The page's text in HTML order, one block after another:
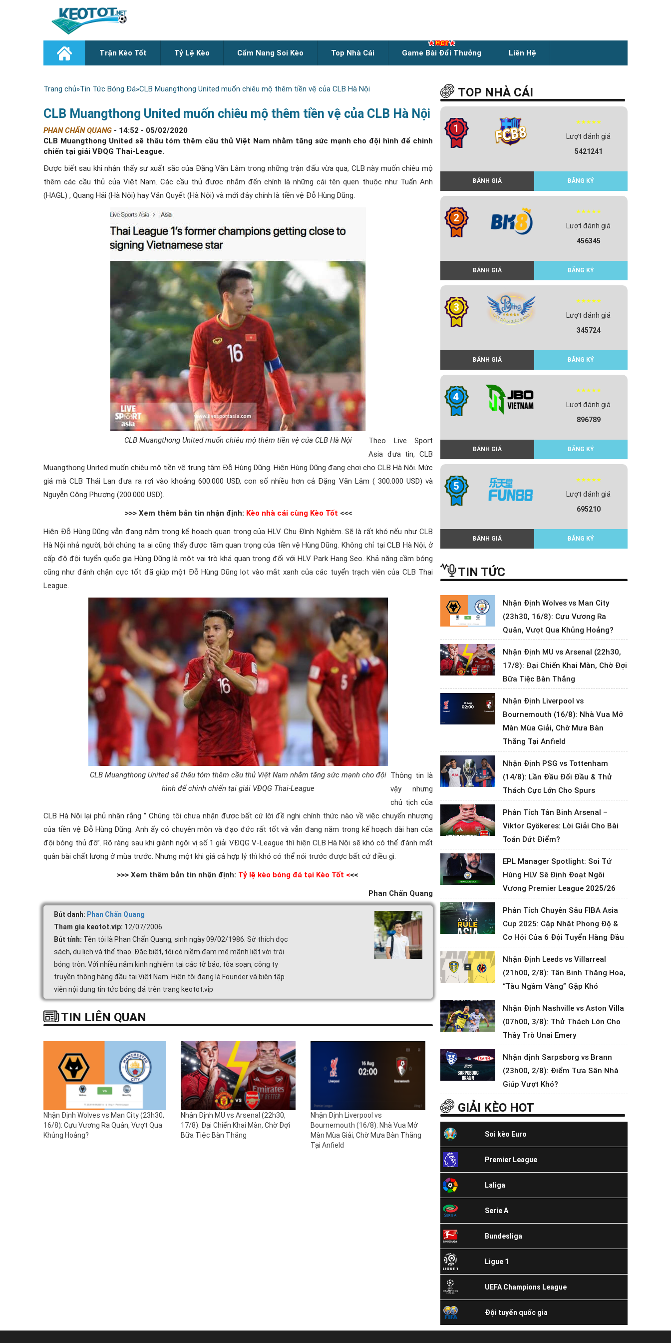
Trận Kèo Tốt Tỷ Lệ Kèo Cẩm Nang Soi Kèo Top Nhà Cái Game Bài Đổi Thưởng Liên Hệ
Trang chủ»Tin Tức Bóng Đá»CLB Muangthong United muốn chiêu mộ thêm tiền vệ của CLB Hà Nội
CLB Muangthong United muốn chiêu mộ thêm tiền vệ của CLB Hà Nội
PHAN CHẤN QUANG - 14:52 - 05/02/2020
CLB Muangthong United sẽ thâu tóm thêm cầu thủ Việt Nam nhằm tăng sức mạnh cho đội hình để chinh
chiến tại giải VĐQG Thai-League.
Được biết sau khi nhận thấy sự xuất sắc của Đặng Văn Lâm trong những trận đấu vừa qua, CLB này muốn chiêu mộ
thêm các cầu thủ của Việt Nam. Các cầu thủ được nhắm đến chính là những cái tên quen thuộc như Tuấn Anh
(HAGL) , Quang Hải (Hà Nội) hay Văn Quyết (Hà Nội) và mới đây chính là tiền vệ Đỗ Hùng Dũng.
CLB Muangthong United muốn chiêu mộ thêm tiền vệ của CLB Hà Nội
Theo Live Sport
Asia đưa tin, CLB
Muangthong United muốn chiêu mộ tiền vệ trung tâm Đỗ Hùng Dũng. Hiện Hùng Dũng đang chơi cho CLB Hà Nội. Mức
giá mà CLB Thái Lan đưa ra rơi vào khoảng 600.000 USD, con số nhiều hơn cả Đặng Văn Lâm ( 300.000 USD) và
Nguyễn Công Phượng (200.000 USD).
>>> Xem thêm bản tin nhận định: Kèo nhà cái cùng Kèo Tốt <<<
Hiện Đỗ Hùng Dũng vẫn đang nằm trong kế hoạch quan trọng của HLV Chu Đình Nghiêm. Sẽ là rất khó nếu như CLB
Hà Nội nhả người, bởi chúng ta ai cũng thấy được tầm quan trọng của tiền vệ Hùng Dũng. Không chỉ tại CLB Hà Nội, ở
cấp độ đội tuyển quốc gia Hùng Dũng là một vai trò khá quan trọng đối với HLV Park Hang Seo. Khả năng cầm bóng
cũng như đánh chặn cực tốt đã giúp một Đỗ Hùng Dũng lọt vào mắt xanh của các tuyển trạch viên của CLB Thai
League.
CLB Muangthong United sẽ thâu tóm thêm cầu thủ Việt Nam nhằm tăng sức mạnh cho đội
hình để chinh chiến tại giải VĐQG Thai-League
Thông tin là
vậy nhưng
chủ tịch của
CLB Hà Nội lại phủ nhận rằng “ Chúng tôi chưa nhận được bất cứ lời đề nghị chính thức nào về việc chuyển nhượng
của tiền vệ Đỗ Hùng Dũng. Anh ấy có chuyên môn và đạo đức rất tốt và vẫn đang nằm trong kế hoạch dài hạn của
đội bóng thủ đô”. Rõ ràng sau khi giành ngôi vị số 1 giải VĐQG V-League thì hiện CLB Hà Nội sẽ khó có thể đánh mất
quân bài chất lượng ở mùa trước. Nhưng một khi giá cả hợp lý thì khó có thể nói trước được bất cứ điều gì.
>>> Xem thêm bản tin nhận định: Tỷ lệ kèo bóng đá tại Kèo Tốt <<<
Phan Chấn Quang
Bút danh: Phan Chấn Quang
Tham gia keotot.vip: 12/07/2006
Bút tính: Tên tôi là Phan Chấn Quang, sinh ngày 09/02/1986. Sở thích đọc
sách, du lịch và thể thao. Đặc biệt, tôi có niềm đam mê mãnh liệt với trái
bóng tròn. Với nhiều năm kinh nghiệm tại các tờ báo, tòa soạn, công ty
truyền thông hàng đầu tại Việt Nam. Hiện tôi đang là Founder và biên tập
viên nội dung tin tức bóng đá trên trang keotot.vip
TIN LIÊN QUAN
Nhận Định Wolves vs Man City (23h30,
16/8): Cựu Vương Ra Quân, Vượt Qua
Khủng Hoảng?
Nhận Định MU vs Arsenal (22h30,
17/8): Đại Chiến Khai Màn, Chờ Đợi
Bữa Tiệc Bàn Thắng
Nhận Định Liverpool vs
Bournemouth (16/8): Nhà Vua Mở
Màn Mùa Giải, Chờ Mưa Bàn Thắng
Tại Anfield
TOP NHÀ CÁI
1
Lượt đánh giá
5421241
ĐÁNH GIÁ ĐĂNG KÝ
2
Lượt đánh giá
456345
ĐÁNH GIÁ ĐĂNG KÝ
3
Lượt đánh giá
345724
ĐÁNH GIÁ ĐĂNG KÝ
4
Lượt đánh giá
896789
ĐÁNH GIÁ ĐĂNG KÝ
5
Lượt đánh giá
695210
ĐÁNH GIÁ ĐĂNG KÝ
TIN TỨC
Nhận Định Wolves vs Man City
(23h30, 16/8): Cựu Vương Ra
Quân, Vượt Qua Khủng Hoảng?
Nhận Định MU vs Arsenal (22h30,
17/8): Đại Chiến Khai Màn, Chờ Đợi
Bữa Tiệc Bàn Thắng
Nhận Định Liverpool vs
Bournemouth (16/8): Nhà Vua Mở
Màn Mùa Giải, Chờ Mưa Bàn
Thắng Tại Anfield
Nhận Định PSG vs Tottenham
(14/8): Lần Đầu Đối Đầu & Thử
Thách Cực Lớn Cho Spurs
Phân Tích Tân Binh Arsenal –
Viktor Gyökeres: Lời Giải Cho Bài
Toán Dứt Điểm?
EPL Manager Spotlight: Soi Tứ
Hùng HLV Sẽ Định Đoạt Ngôi
Vương Premier League 2025/26
Phân Tích Chuyên Sâu FIBA Asia
Cup 2025: Cập Nhật Phong Độ &
Cơ Hội Của 6 Đội Tuyển Hàng Đầu
Nhận Định Leeds vs Villarreal
(21h00, 2/8): Tân Binh Thăng Hoa,
“Tàu Ngầm Vàng” Gặp Khó
Nhận Định Nashville vs Aston Villa
(07h00, 3/8): Thử Thách Lớn Cho
Thầy Trò Unai Emery
Nhận định Sarpsborg vs Brann
(23h00, 2/8): Điểm Tựa Sân Nhà
Giúp Vượt Khó?
GIẢI KÈO HOT
Soi kèo Euro
Premier League
Laliga
Serie A
Bundesliga
Ligue 1
UEFA Champions League
Đội tuyển quốc gia